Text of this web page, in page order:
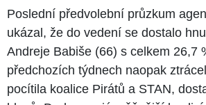
Poslední předvolební průzkum
ukázal, že do vedení se dostalo
Andreje Babiše (66) s celkem 26,7
předchozích týdnech naopak
pocítila koalice Pirátů a STAN,